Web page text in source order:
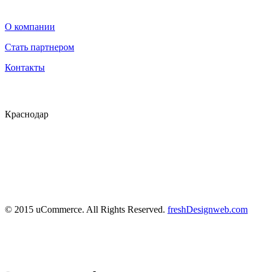
О компании
Стать партнером
Контакты
Краснодар
© 2015 uCommerce. All Rights Reserved. freshDesignweb.com